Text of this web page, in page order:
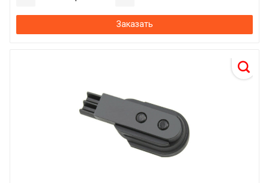
Заказать